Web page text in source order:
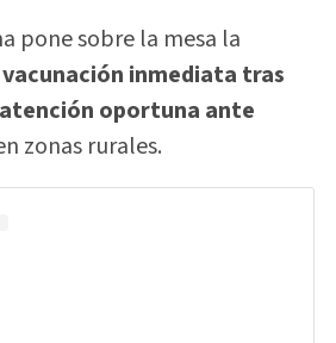
pone sobre la mesa la
inmediata tras
oportuna ante
zonas rurales.